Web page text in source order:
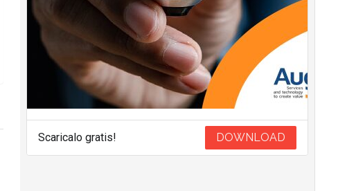
Scaricalo gratis! DOWNLOAD